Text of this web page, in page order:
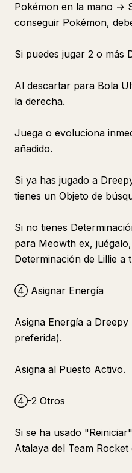
Pokémon en la mano →
conseguir Pokémon,
Si puedes jugar 2 o más
Al descartar para Bola
la derecha.
Juega o evoluciona
añadido.
Si ya has jugado a
tienes un Objeto de
Si no tienes
para Meowth ex,
Determinación de Lillie a
④ Asignar Energía
Asigna Energía a
preferida).
Asigna al Puesto Activo.
④-2 Otros
Si se ha usado
Atalaya del Team